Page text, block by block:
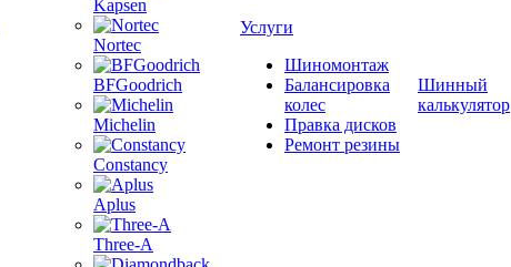
Kapsen
Nortec
BFGoodrich
Michelin
Constancy
Aplus
Three-A
Услуги
Шиномонтаж
Балансировка
колес
Правка дисков
Ремонт резины
Шинный
калькулятор